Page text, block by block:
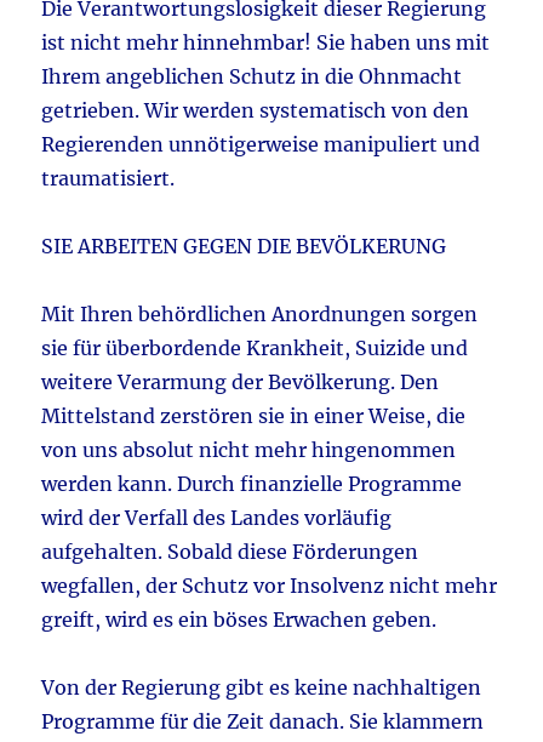
Die Verantwortungslosigkeit dieser Regierung
ist nicht mehr hinnehmbar! Sie haben uns mit
Ihrem angeblichen Schutz in die Ohnmacht
getrieben. Wir werden systematisch von den
Regierenden unnötigerweise manipuliert und
traumatisiert.
SIE ARBEITEN GEGEN DIE BEVÖLKERUNG
Mit Ihren behördlichen Anordnungen sorgen
sie für überbordende Krankheit, Suizide und
weitere Verarmung der Bevölkerung. Den
Mittelstand zerstören sie in einer Weise, die
von uns absolut nicht mehr hingenommen
werden kann. Durch finanzielle Programme
wird der Verfall des Landes vorläufig
aufgehalten. Sobald diese Förderungen
wegfallen, der Schutz vor Insolvenz nicht mehr
greift, wird es ein böses Erwachen geben.
Von der Regierung gibt es keine nachhaltigen
Programme für die Zeit danach. Sie klammern